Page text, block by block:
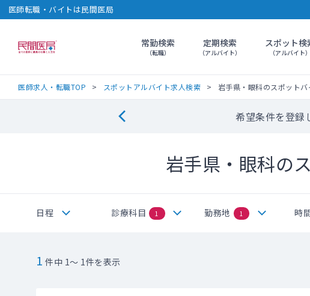
医師転職・バイトは民間医局
民間医局常勤検索
（転職）
定期検索
（アルバイト）
スポット検
（アルバイト）
医師求人・転職TOP スポットアルバイト求人検索 岩手県・眼科のスポット
希望条件を登録
岩手県・眼科の
日程 診療科目 1 勤務地 1 時
1 件中 1～ 1件を表示